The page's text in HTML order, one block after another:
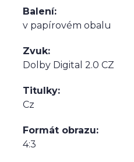
Balení
v papírovém obalu
Zvuk
Dolby Digital 2.0 CZ
Titulky
Cz
Formát obrazu
4:3